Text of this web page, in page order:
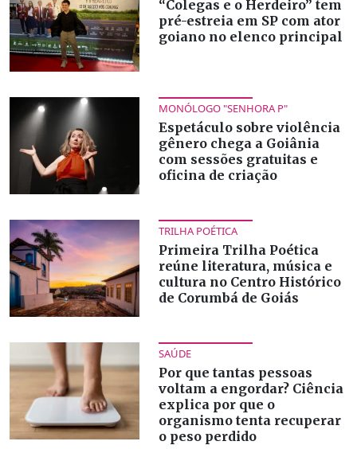
“Colegas e o Herdeiro” tem
pré-estreia em SP com ator
goiano no elenco principal
MONÓLOGO "SENHORA P"
Espetáculo sobre violência
gênero chega a Goiânia
com sessões gratuitas e
oficina de criação
TRILHA POÉTICA
Primeira Trilha Poética
reúne literatura, música e
cultura no Centro Histórico
de Corumbá de Goiás
SAÚDE
Por que tantas pessoas
voltam a engordar? Ciência
explica por que o
organismo tenta recuperar
o peso perdido